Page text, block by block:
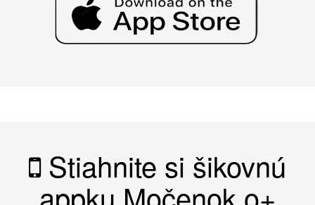
Stiahnite si šikovnú
appku Močenok o+